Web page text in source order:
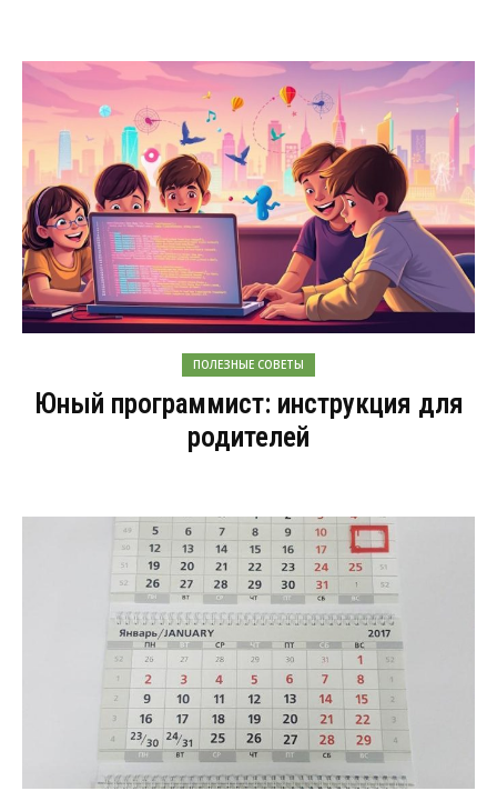
ПОЛЕЗНЫЕ СОВЕТЫ
Юный программист: инструкция для
родителей